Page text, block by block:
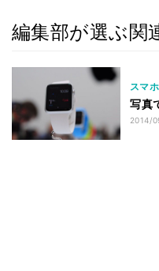
編集部が選ぶ関
スマ
写真
2014/